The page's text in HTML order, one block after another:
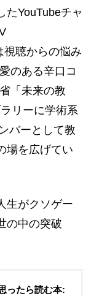
たYouTubeチャ
視聴からの悩み
のある辛口コ
「未来の教
リーに学術系
バーとして教
場を広げてい
生がクソゲー
の中の突破
ったら読む本: